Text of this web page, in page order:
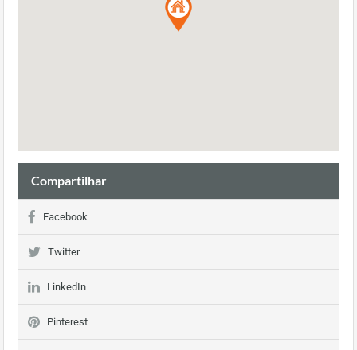
Compartilhar
Facebook
Twitter
LinkedIn
Pinterest